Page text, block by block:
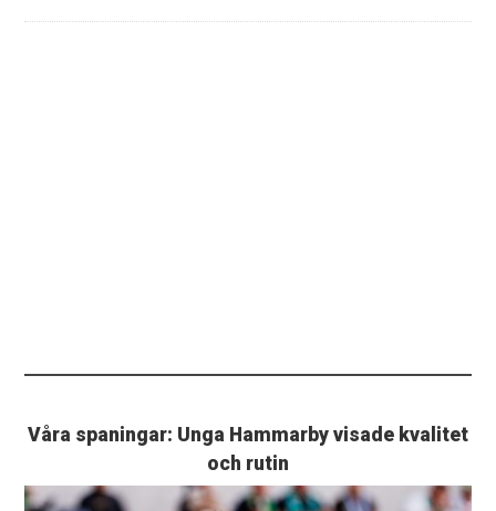
Våra spaningar: Unga Hammarby visade kvalitet
och rutin